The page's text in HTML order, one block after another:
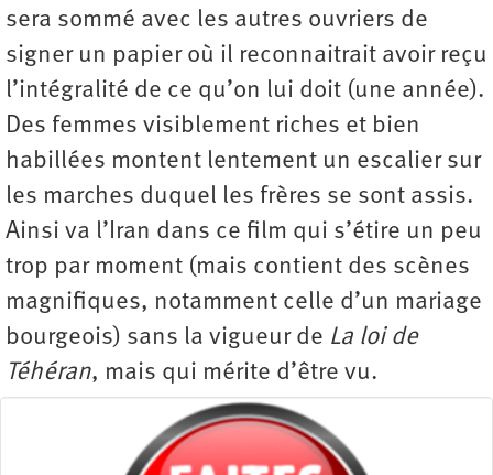
sera sommé avec les autres ouvriers de
signer un papier où il reconnaitrait avoir reçu
l’intégralité de ce qu’on lui doit (une année).
Des femmes visiblement riches et bien
habillées montent lentement un escalier sur
les marches duquel les frères se sont assis.
Ainsi va l’Iran dans ce film qui s’étire un peu
trop par moment (mais contient des scènes
magnifiques, notamment celle d’un mariage
bourgeois) sans la vigueur de La loi de
Téhéran, mais qui mérite d’être vu.